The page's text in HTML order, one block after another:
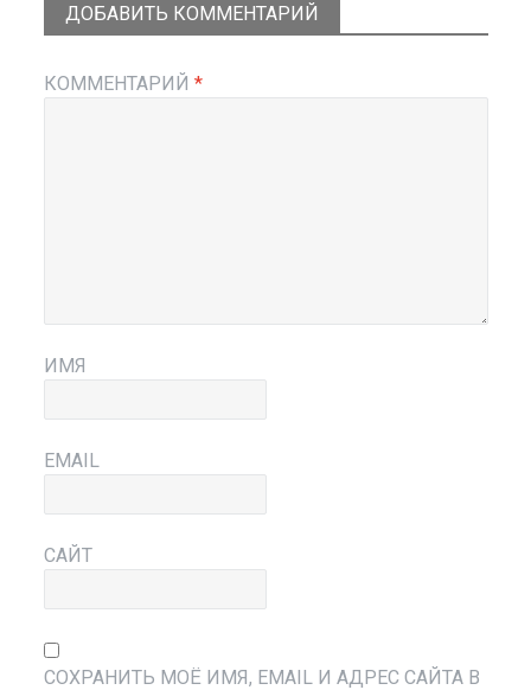
ДОБАВИТЬ КОММЕНТАРИЙ
КОММЕНТАРИЙ*
ИМЯ
EMAIL
САЙТ
СОХРАНИТЬ МОЁ ИМЯ, EMAIL И АДРЕС САЙТА В